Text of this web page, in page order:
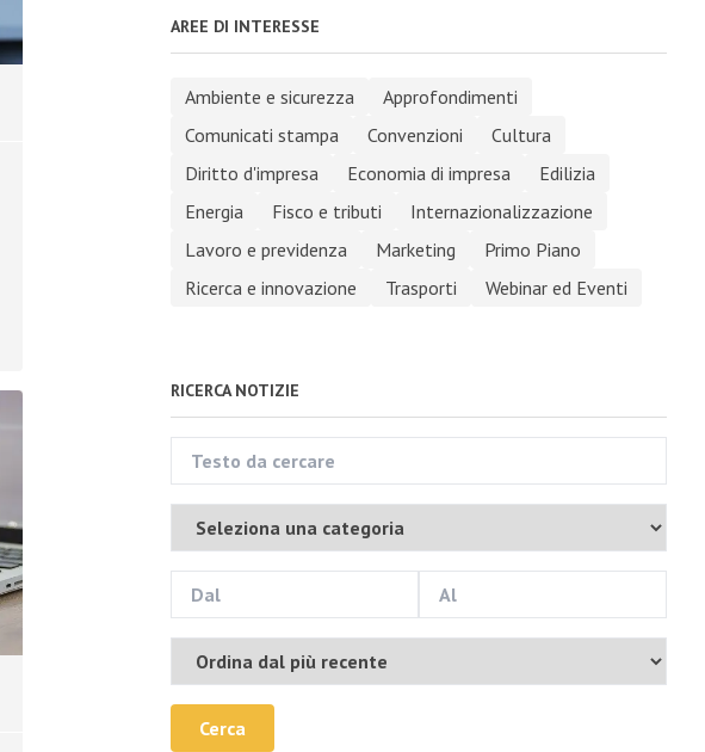
AREE DI INTERESSE
Ambiente e sicurezza
Approfondimenti
Comunicati stampa
Convenzioni
Cultura
Diritto d'impresa
Economia di impresa
Edilizia
Energia
Fisco e tributi
Internazionalizzazione
Lavoro e previdenza
Marketing
Primo Piano
Ricerca e innovazione
Trasporti Webinar ed Eventi
RICERCA NOTIZIE
Cerca